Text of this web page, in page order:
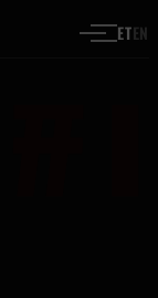
ETEN
#1